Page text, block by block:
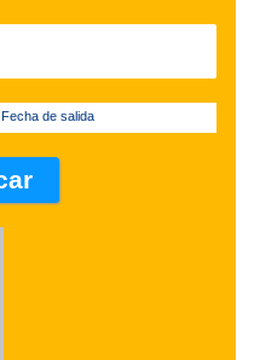
Fecha de salida